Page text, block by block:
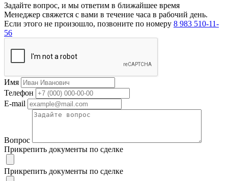
Задайте вопрос, и мы ответим в ближайшее время
Менеджер свяжется с вами в течение часа в рабочий день.
Если этого не произошло, позвоните по номеру 8 983 510-11-
56
Имя
Телефон
E-mail
Вопрос
Прикрепить документы по сделке
Прикрепить документы по сделке